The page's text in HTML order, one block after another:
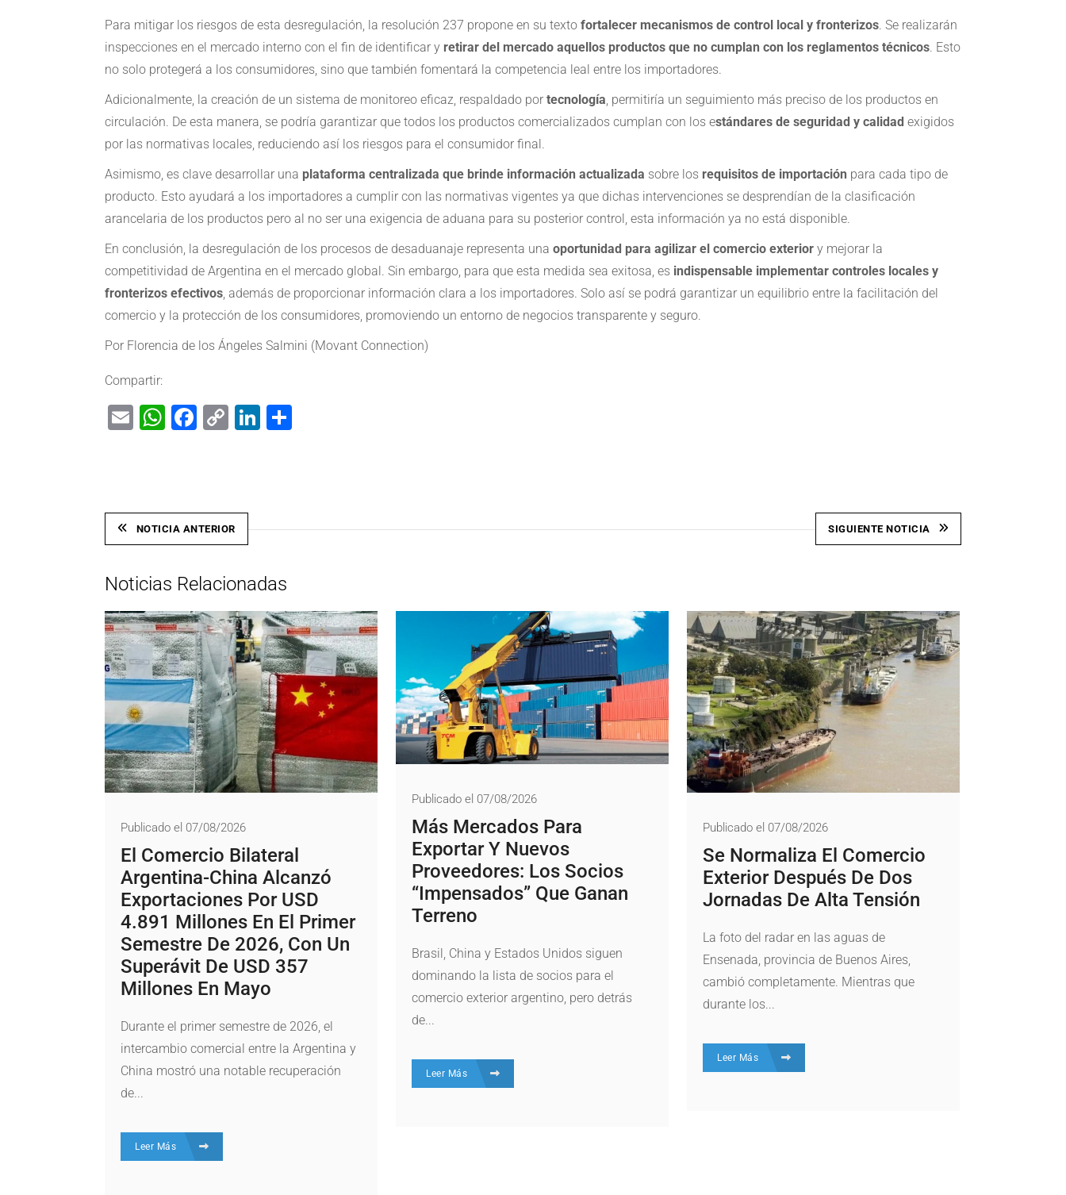
Para mitigar los riesgos de esta desregulación, la resolución 237 propone en su texto fortalecer mecanismos de control local y fronterizos. Se realizarán
inspecciones en el mercado interno con el fin de identificar y retirar del mercado aquellos productos que no cumplan con los reglamentos técnicos. Esto
no solo protegerá a los consumidores, sino que también fomentará la competencia leal entre los importadores.
Adicionalmente, la creación de un sistema de monitoreo eficaz, respaldado por tecnología, permitiría un seguimiento más preciso de los productos en
circulación. De esta manera, se podría garantizar que todos los productos comercializados cumplan con los estándares de seguridad y calidad exigidos
por las normativas locales, reduciendo así los riesgos para el consumidor final.
Asimismo, es clave desarrollar una plataforma centralizada que brinde información actualizada sobre los requisitos de importación para cada tipo de
producto. Esto ayudará a los importadores a cumplir con las normativas vigentes ya que dichas intervenciones se desprendían de la clasificación
arancelaria de los productos pero al no ser una exigencia de aduana para su posterior control, esta información ya no está disponible.
En conclusión, la desregulación de los procesos de desaduanaje representa una oportunidad para agilizar el comercio exterior y mejorar la
competitividad de Argentina en el mercado global. Sin embargo, para que esta medida sea exitosa, es indispensable implementar controles locales y
fronterizos efectivos, además de proporcionar información clara a los importadores. Solo así se podrá garantizar un equilibrio entre la facilitación del
comercio y la protección de los consumidores, promoviendo un entorno de negocios transparente y seguro.
Por Florencia de los Ángeles Salmini (Movant Connection)
Compartir:
EmailWhatsApp
Facebook
CopyLinkedIn
NOTICIA ANTERIOR SIGUIENTE NOTICIA
Noticias Relacionadas
Publicado el 07/08/2026
El Comercio Bilateral
Argentina-China Alcanzó
Exportaciones Por USD
4.891 Millones En El Primer
Semestre De 2026, Con Un
Superávit De USD 357
Millones En Mayo
Durante el primer semestre de 2026, el
intercambio comercial entre la Argentina y
China mostró una notable recuperación
de...
Leer Más
Publicado el 07/08/2026
Más Mercados Para
Exportar Y Nuevos
Proveedores: Los Socios
“impensados” Que Ganan
Terreno
Brasil, China y Estados Unidos siguen
dominando la lista de socios para el
comercio exterior argentino, pero detrás
de...
Leer Más
Publicado el 07/08/2026
Se Normaliza El Comercio
Exterior Después De Dos
Jornadas De Alta Tensión
La foto del radar en las aguas de
Ensenada, provincia de Buenos Aires,
cambió completamente. Mientras que
durante los...
Leer Más